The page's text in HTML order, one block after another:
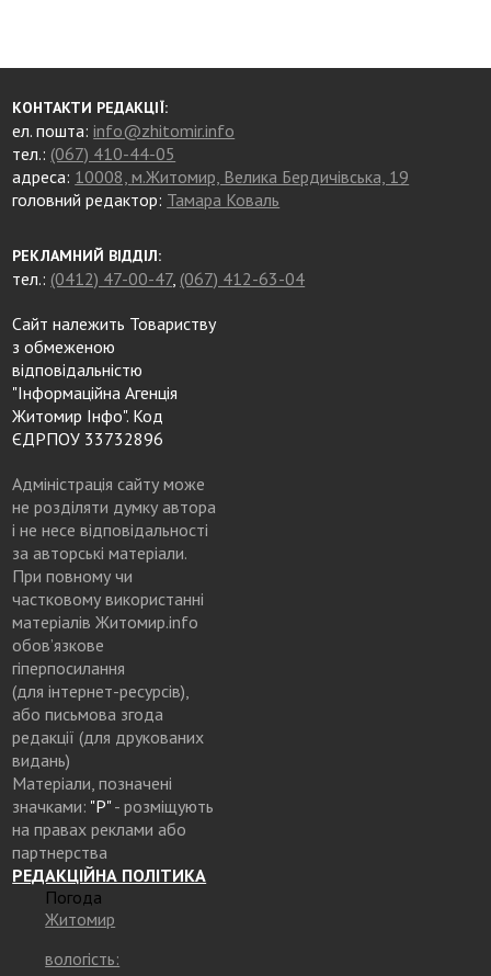
КОНТАКТИ РЕДАКЦІЇ:
ел. пошта:info@zhitomir.info
тел.: (067) 410-44-05
адреса: 10008, м.Житомир, Велика Бердичівська, 19
головний редактор: Тамара Коваль
РЕКЛАМНИЙ ВІДДІЛ:
тел.: (0412) 47-00-47, (067) 412-63-04
Сайт належить Товариству
з обмеженою
відповідальністю
"Інформаційна Агенція
Житомир Інфо". Код
ЄДРПОУ 33732896
Адміністрація сайту може
не розділяти думку автора
і не несе відповідальності
за авторські матеріали.
При повному чи
частковому використанні
матеріалів Житомир.info
обов’язкове
гіперпосилання
(для інтернет-ресурсів),
або письмова згода
редакції (для друкованих
видань)
Матеріали, позначені
значками: "Р"- розміщують
на правах реклами або
партнерства
РЕДАКЦІЙНА ПОЛІТИКА
Погода
Житомир
вологість: